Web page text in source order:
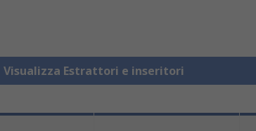
Visualizza Estrattori e inseritori